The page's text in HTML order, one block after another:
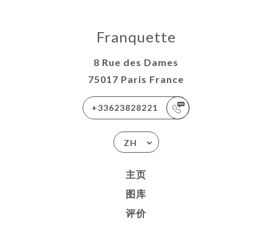
Franquette
8 Rue des Dames
75017 Paris France
+33623828221
ZH
主页
图库
评价